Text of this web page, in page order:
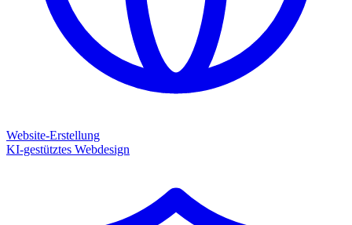
Website-Erstellung
KI-gestütztes Webdesign